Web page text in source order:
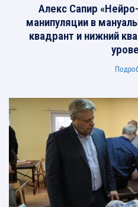
Алекс Сапир
манипуляции в
квадрант и нижний